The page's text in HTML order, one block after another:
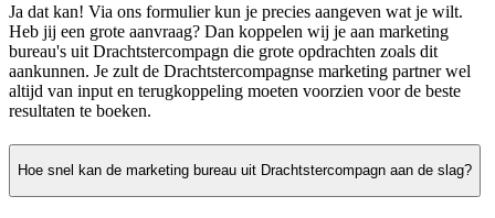
Ja dat kan! Via ons formulier kun je precies aangeven wat je wilt.
Heb jij een grote aanvraag? Dan koppelen wij je aan marketing
bureau's uit Drachtstercompagn die grote opdrachten zoals dit
aankunnen. Je zult de Drachtstercompagnse marketing partner wel
altijd van input en terugkoppeling moeten voorzien voor de beste
resultaten te boeken.
Hoe snel kan de marketing bureau uit Drachtstercompagn aan de slag?